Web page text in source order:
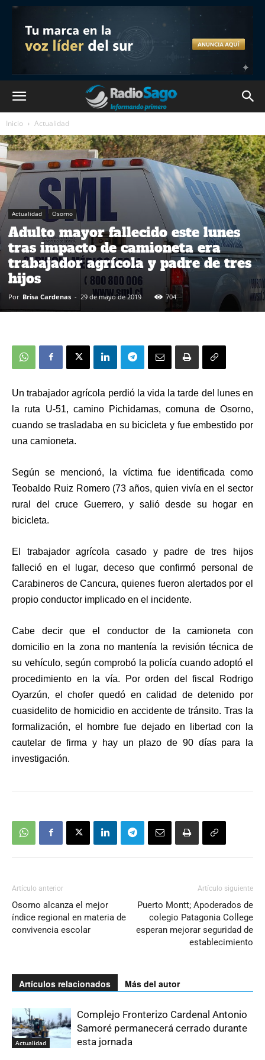
Inicio Actualidad
Actualidad Osorno
Adulto mayor fallecido este lunes
tras impacto de camioneta era
trabajador agrícola y padre de tres
hijos
Por Brisa Cardenas - 29 de mayo de 2019 704
Un trabajador agrícola perdió la vida la tarde del lunes en
la ruta U-51, camino Pichidamas, comuna de Osorno,
cuando se trasladaba en su bicicleta y fue embestido por
una camioneta.
Según se mencionó, la víctima fue identificada como
Teobaldo Ruiz Romero (73 años, quien vivía en el sector
rural del cruce Guerrero, y salió desde su hogar en
bicicleta.
El trabajador agrícola casado y padre de tres hijos
falleció en el lugar, deceso que confirmó personal de
Carabineros de Cancura, quienes fueron alertados por el
propio conductor implicado en el incidente.
Cabe decir que el conductor de la camioneta con
domicilio en la zona no mantenía la revisión técnica de
su vehículo, según comprobó la policía cuando adoptó el
procedimiento en la vía. Por orden del fiscal Rodrigo
Oyarzún, el chofer quedó en calidad de detenido por
cuasidelito de homicidio en accidente de tránsito. Tras la
formalización, el hombre fue dejado en libertad con la
cautelar de firma y hay un plazo de 90 días para la
investigación.
Artículo anterior
Osorno alcanza el mejor
índice regional en materia de
convivencia escolar
Artículo siguiente
Puerto Montt; Apoderados de
colegio Patagonia College
esperan mejorar seguridad de
establecimiento
Artículos relacionados Más del autor
Actualidad
Complejo Fronterizo Cardenal Antonio
Samoré permanecerá cerrado durante
esta jornada